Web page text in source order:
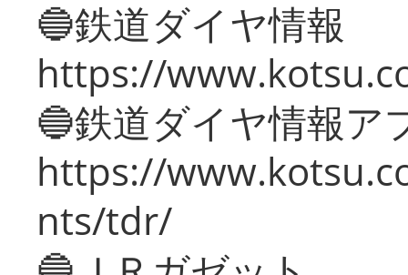
🔵鉄道ダイヤ情報
https://
🔵鉄道ダイヤ情報ア
https://
nts/tdr/